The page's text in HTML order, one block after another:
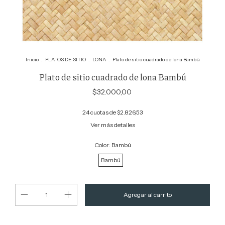
Inicio . PLATOS DE SITIO . LONA . Plato de sitio cuadrado de lona Bambú
Plato de sitio cuadrado de lona Bambú
$32.000,00
24cuotas de$2.826,53
Ver más detalles
Color: Bambú
Bambú